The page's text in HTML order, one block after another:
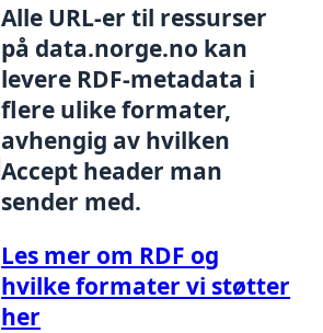
Alle URL-er til ressurser
på data.norge.no kan
levere RDF-metadata i
flere ulike formater,
avhengig av hvilken
Accept header man
sender med.
Les mer om RDF og
hvilke formater vi støtter
her